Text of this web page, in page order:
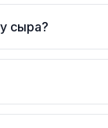
сыра?